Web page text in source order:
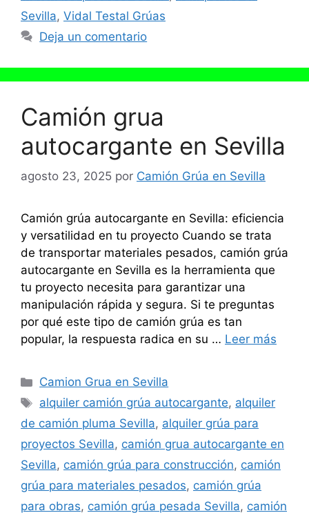
Sevilla, Vidal Testal Grúas
Deja un comentario
Camión grua
autocargante en Sevilla
agosto 23, 2025 por Camión Grúa en Sevilla
Camión grúa autocargante en Sevilla: eficiencia
y versatilidad en tu proyecto Cuando se trata
de transportar materiales pesados, camión grúa
autocargante en Sevilla es la herramienta que
tu proyecto necesita para garantizar una
manipulación rápida y segura. Si te preguntas
por qué este tipo de camión grúa es tan
popular, la respuesta radica en su … Leer más
Categorías
Camion Grua en Sevilla
Etiquetas
alquiler camión grúa autocargante, alquiler
de camión pluma Sevilla, alquiler grúa para
proyectos Sevilla, camión grua autocargante en
Sevilla, camión grúa para construcción, camión
grúa para materiales pesados, camión grúa
para obras, camión grúa pesada Sevilla, camión